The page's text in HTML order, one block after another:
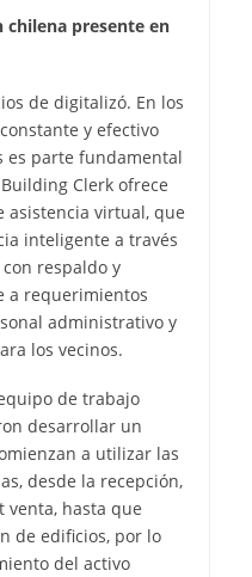
chilena presente en
de digitalizó. En los
y efectivo
es parte fundamental
Clerk ofrece
asistencia virtual, que
inteligente a través
respaldo y
a requerimientos
administrativo y
los vecinos.
de trabajo
desarrollar un
a utilizar las
desde la recepción,
venta, hasta que
de edificios, por lo
del activo